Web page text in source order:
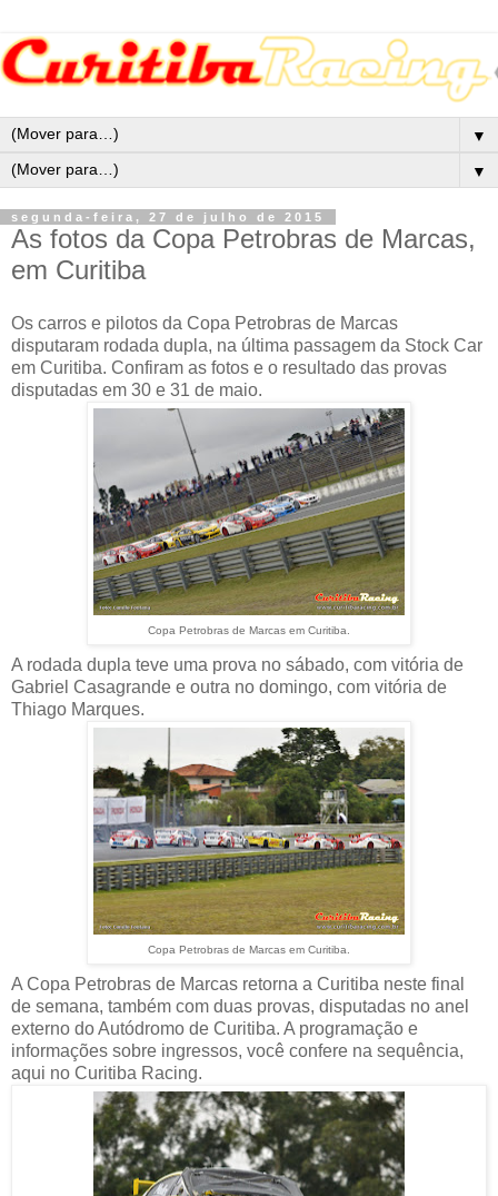
▼
▼
segunda-feira, 27 de julho de 2015
As fotos da Copa Petrobras de Marcas,
em Curitiba
Os carros e pilotos da Copa Petrobras de Marcas
disputaram rodada dupla, na última passagem da Stock Car
em Curitiba. Confiram as fotos e o resultado das provas
disputadas em 30 e 31 de maio.
Copa Petrobras de Marcas em Curitiba.
A rodada dupla teve uma prova no sábado, com vitória de
Gabriel Casagrande e outra no domingo, com vitória de
Thiago Marques.
Copa Petrobras de Marcas em Curitiba.
A Copa Petrobras de Marcas retorna a Curitiba neste final
de semana, também com duas provas, disputadas no anel
externo do Autódromo de Curitiba. A programação e
informações sobre ingressos, você confere na sequência,
aqui no Curitiba Racing.